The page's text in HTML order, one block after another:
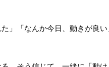
」「なんか今日、動きが良